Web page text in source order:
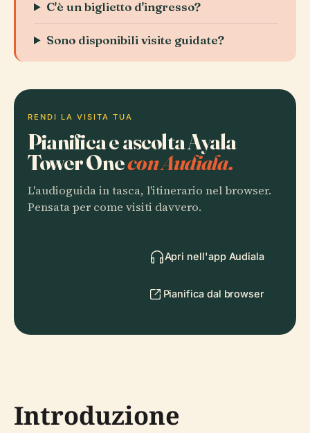
C'è un biglietto d'ingresso?
Sono disponibili visite guidate?
RENDI LA VISITA TUA
Pianifica e ascolta Ayala
Tower Onecon Audiala.
L'audioguida in tasca, l'itinerario nel browser.
Pensata per come visiti davvero.
Apri nell'app Audiala
Pianifica dal browser
Introduzione